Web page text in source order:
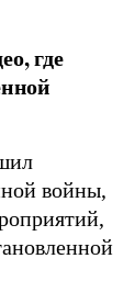
где
войны,